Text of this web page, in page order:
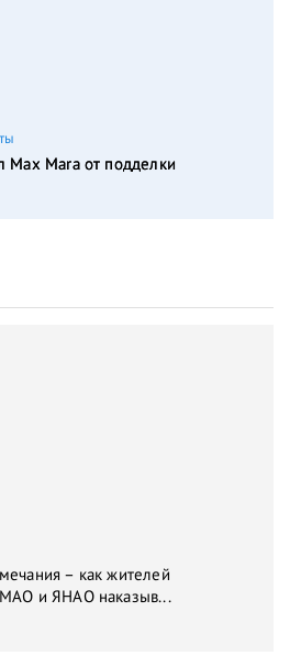
Max Mara от подделки
– как жителей
и ЯНАО наказыв...